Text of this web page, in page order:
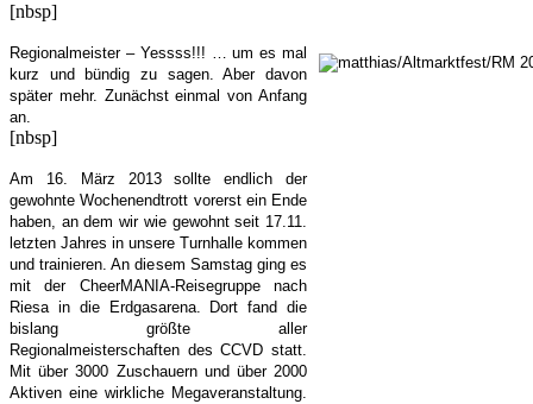
[nbsp]
Regionalmeister – Yessss!!! … um es mal
kurz und bündig zu sagen. Aber davon
später mehr. Zunächst einmal von Anfang
an.
[nbsp]
Am 16. März 2013 sollte endlich der
gewohnte Wochenendtrott vorerst ein Ende
haben, an dem wir wie gewohnt seit 17.11.
letzten Jahres in unsere Turnhalle kommen
und trainieren. An diesem Samstag ging es
mit der CheerMANIA-Reisegruppe nach
Riesa in die Erdgasarena. Dort fand die
bislang größte aller
Regionalmeisterschaften des CCVD statt.
Mit über 3000 Zuschauern und über 2000
Aktiven eine wirkliche Megaveranstaltung.